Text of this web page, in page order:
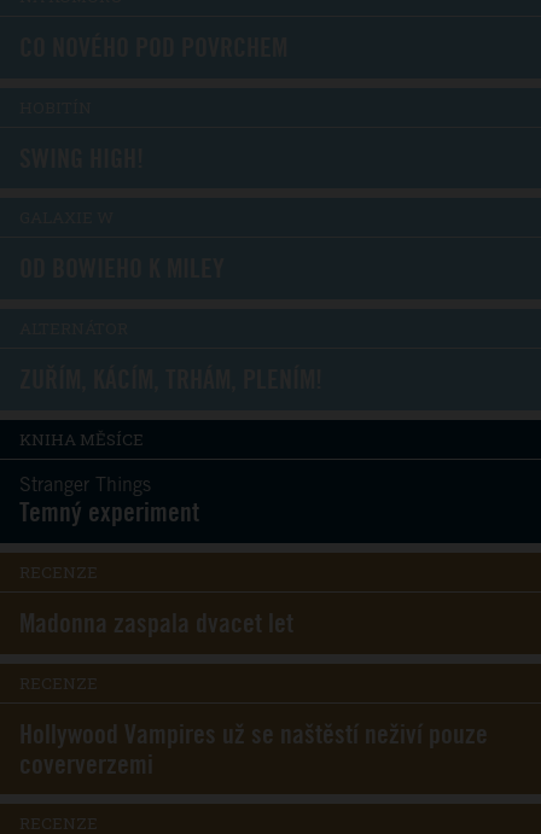
KNIHA MĚSÍCE
Stranger Things
Temný experiment
RECENZE
Madonna zaspala dvacet let
RECENZE
Hollywood Vampires už se naštěstí neživí pouze
coververzemi
RECENZE